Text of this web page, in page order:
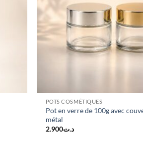
POTS COSMÉTIQUES
Pot en verre de 100g avec
métal
د.ت2.900